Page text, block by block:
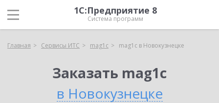
1С:Предприятие 8
Система программ
Главная Сервисы ИТС mag1c mag1c в Новокузнецке
Заказать mag1c
в Новокузнецке